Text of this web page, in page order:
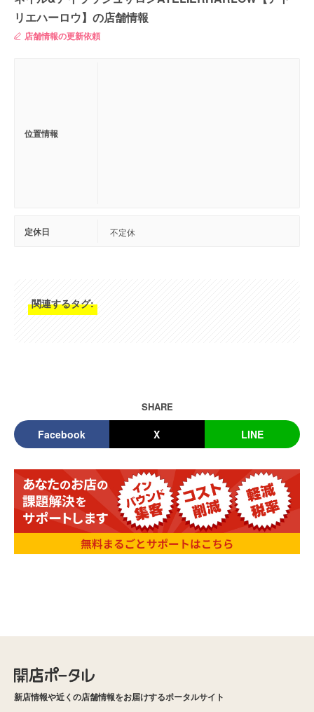
リエハーロウ】の店舗情報
店舗情報の更新依頼
位置情報
定休日 不定休
関連するタグ:
SHARE
Facebook X LINE
新店情報や近くの店舗情報をお届けするポータルサイト